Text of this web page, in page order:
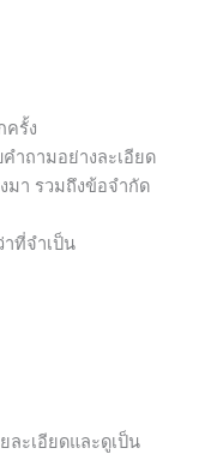
ครั้ง
ำถามอย่างละเอียด
มา รวมถึงข้อจำกัด
ที่จำเป็น
ละเอียดและดูเป็น